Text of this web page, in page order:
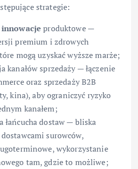
strategie:
innowacje produktowe —
premium i zdrowych
mogą uzyskać wyższe marże;
kanałów sprzedaży — łączenie
oraz sprzedaży B2B
kina), aby ograniczyć ryzyko
kanałem;
łańcucha dostaw — bliska
dostawcami surowców,
wykorzystanie
tam, gdzie to możliwe;